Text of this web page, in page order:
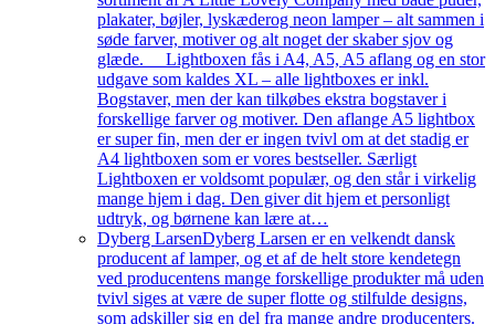
plakater, bøjler, lyskæderog neon lamper – alt sammen i
søde farver, motiver og alt noget der skaber sjov og
glæde. Lightboxen fås i A4, A5, A5 aflang og en stor
udgave som kaldes XL – alle lightboxes er inkl.
Bogstaver, men der kan tilkøbes ekstra bogstaver i
forskellige farver og motiver. Den aflange A5 lightbox
er super fin, men der er ingen tvivl om at det stadig er
A4 lightboxen som er vores bestseller. Særligt
Lightboxen er voldsomt populær, og den står i virkelig
mange hjem i dag. Den giver dit hjem et personligt
udtryk, og børnene kan lære at…
Dyberg LarsenDyberg Larsen er en velkendt dansk
producent af lamper, og et af de helt store kendetegn
ved producentens mange forskellige produkter må uden
tvivl siges at være de super flotte og stilfulde designs,
som adskiller sig en del fra mange andre producenters.